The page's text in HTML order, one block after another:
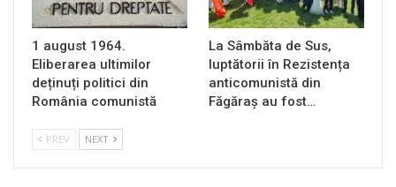
1 august 1964.
Eliberarea ultimilor
deținuți politici din
România comunistă
La Sâmbăta de Sus,
luptătorii în Rezistența
anticomunistă din
Făgăraș au fost…
PREV NEXT